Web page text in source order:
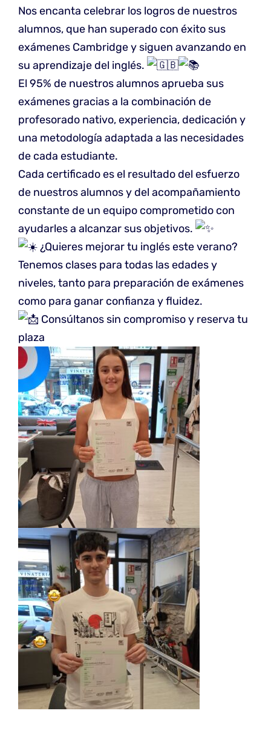
Nos encanta celebrar los logros de nuestros
alumnos, que han superado con éxito sus
exámenes Cambridge y siguen avanzando en
su aprendizaje del inglés.
El 95% de nuestros alumnos aprueba sus
exámenes gracias a la combinación de
profesorado nativo, experiencia, dedicación y
una metodología adaptada a las necesidades
de cada estudiante.
Cada certificado es el resultado del esfuerzo
de nuestros alumnos y del acompañamiento
constante de un equipo comprometido con
ayudarles a alcanzar sus objetivos.
¿Quieres mejorar tu inglés este verano?
Tenemos clases para todas las edades y
niveles, tanto para preparación de exámenes
como para ganar confianza y fluidez.
Consúltanos sin compromiso y reserva tu
plaza